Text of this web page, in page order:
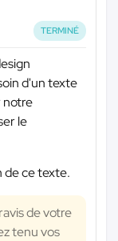
TERMINÉ
d'un texte
notre
le
de ce texte.
de votre
tenu vos